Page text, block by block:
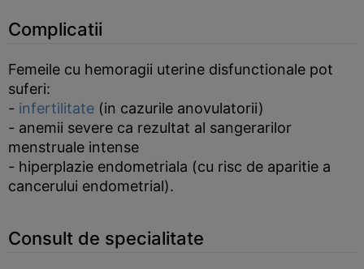
Complicatii
Femeile cu hemoragii uterine disfunctionale pot
suferi:
- infertilitate (in cazurile anovulatorii)
- anemii severe ca rezultat al sangerarilor
menstruale intense
- hiperplazie endometriala (cu risc de aparitie a
cancerului endometrial).
Consult de specialitate